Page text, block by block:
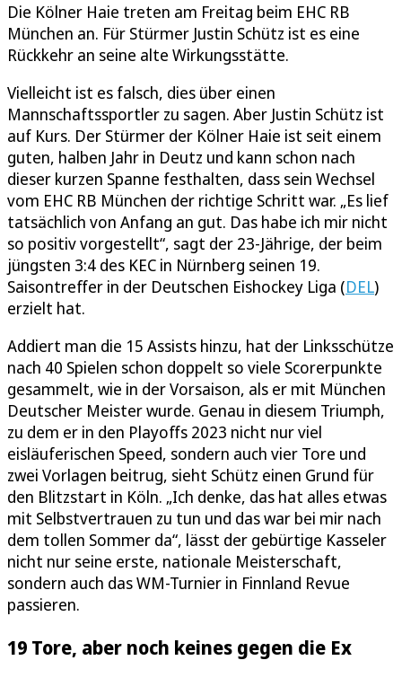
Die Kölner Haie treten am Freitag beim EHC RB
München an. Für Stürmer Justin Schütz ist es eine
Rückkehr an seine alte Wirkungsstätte.
Vielleicht ist es falsch, dies über einen
Mannschaftssportler zu sagen. Aber Justin Schütz ist
auf Kurs. Der Stürmer der Kölner Haie ist seit einem
guten, halben Jahr in Deutz und kann schon nach
dieser kurzen Spanne festhalten, dass sein Wechsel
vom EHC RB München der richtige Schritt war. „Es lief
tatsächlich von Anfang an gut. Das habe ich mir nicht
so positiv vorgestellt“, sagt der 23-Jährige, der beim
jüngsten 3:4 des KEC in Nürnberg seinen 19.
Saisontreffer in der Deutschen Eishockey Liga (DEL)
erzielt hat.
Addiert man die 15 Assists hinzu, hat der Linksschütze
nach 40 Spielen schon doppelt so viele Scorerpunkte
gesammelt, wie in der Vorsaison, als er mit München
Deutscher Meister wurde. Genau in diesem Triumph,
zu dem er in den Playoffs 2023 nicht nur viel
eisläuferischen Speed, sondern auch vier Tore und
zwei Vorlagen beitrug, sieht Schütz einen Grund für
den Blitzstart in Köln. „Ich denke, das hat alles etwas
mit Selbstvertrauen zu tun und das war bei mir nach
dem tollen Sommer da“, lässt der gebürtige Kasseler
nicht nur seine erste, nationale Meisterschaft,
sondern auch das WM-Turnier in Finnland Revue
passieren.
19 Tore, aber noch keines gegen die Ex